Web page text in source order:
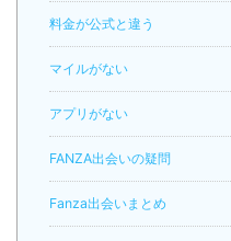
料金が公式と違う
マイルがない
アプリがない
FANZA出会いの疑問
Fanza出会いまとめ